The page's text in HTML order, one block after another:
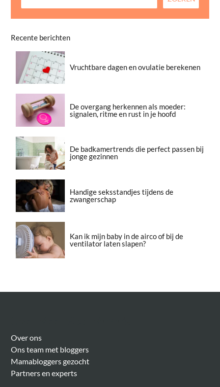
Recente berichten
Vruchtbare dagen en ovulatie berekenen
De overgang herkennen als moeder:
signalen, ritme en rust in je hoofd
De badkamertrends die perfect passen bij
jonge gezinnen
Handige seksstandjes tijdens de
zwangerschap
Kan ik mijn baby in de airco of bij de
ventilator laten slapen?
Over ons
Ons team met bloggers
Mamabloggers gezocht
Partners en experts